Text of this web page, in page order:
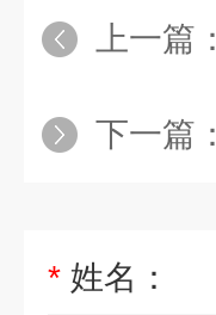
上一篇：
下一篇：
* 姓名：